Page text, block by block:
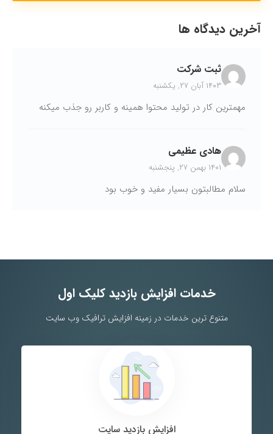
آخرین دیدگاه ها
ثبت شرکت
۱۴۰۳ آبان ۲۷, یکشنبه
مهمترین کار در تولید محتوا همینه و کاربر رو جذب میکنه
هادی عظیمی
۱۴۰۱ بهمن ۲۷, پنجشنبه
سلام مطالبتون بسیار مفید و خوب بود
خدمات افزایش بازدید کلیک اول
متنوع ترین خدمات در زمینه افزایش ترافیک وب سایت
افزایش بازدید سایت